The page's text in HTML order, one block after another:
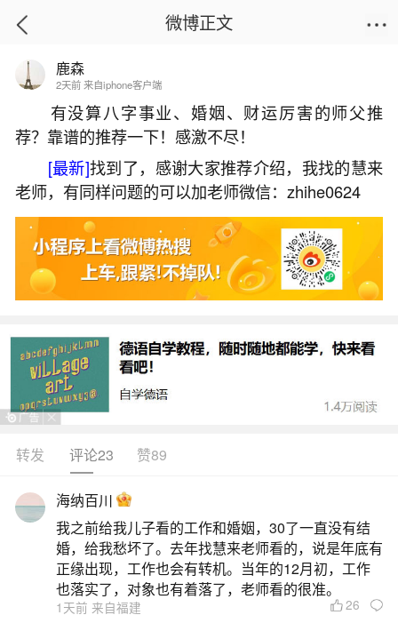
首页
梦到父亲死了办丧事
2026-06-03 09:51:08 18 3 赞
生活中像梦到父亲死了办丧事都是很常见的问
题，但是小问题不注意可能会引起大麻烦，下面就
这个问题给大家做一些解读：
1、梦见爸爸死了还办丧事什么意思
梦见爸爸死了还办丧事通常预示近期较为顺
微博正文
鹿森
2天前 来自iphone客户端
有没算八字事业、婚姻、财运厉害的师父推
荐？靠谱的推荐一下！感激不尽！
[最新]找到了，感谢大家推荐介绍，我找的慧来
老师，有同样问题的可以加老师微信：zhihe0624
转发 评论23 赞89
海纳百川
我之前给我儿子看的工作和婚姻，30了一直没有结
婚，给我愁坏了。去年找慧来老师看的，说是年底有
正缘出现，工作也会有转机。当年的12月初，工作
也落实了，对象也有着落了，老师看的很准。
1天前 来自福建 26